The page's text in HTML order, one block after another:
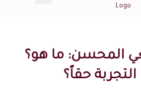
المحسن: ما هو؟
حقاً؟